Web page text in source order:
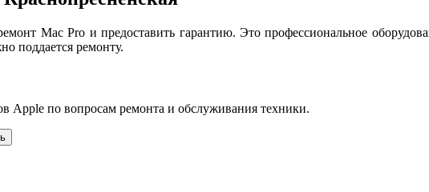
Mac Pro и предоставить гарантию. Это профессиональное
поддается ремонту.
Apple по вопросам ремонта и обслуживания техники.